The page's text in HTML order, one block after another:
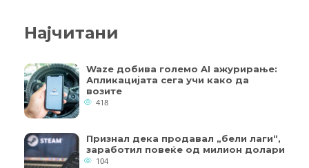
Најчитани
Waze добива големо AI ажурирање:
Апликацијата сега учи како да
возите
418
Признал дека продавал „бели лаги“,
заработил повеќе од милион долари
104